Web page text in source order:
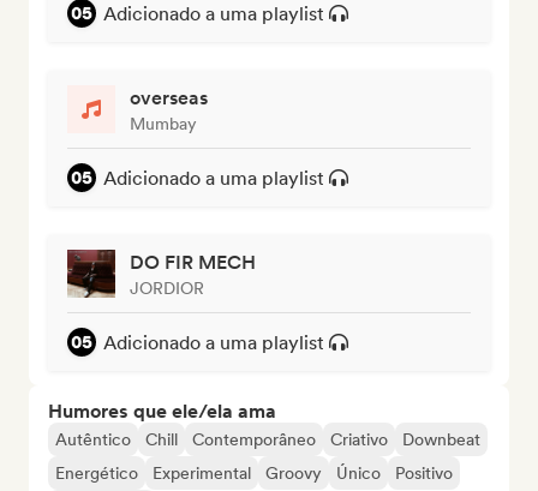
Adicionado a uma playlist
overseas
Mumbay
Adicionado a uma playlist
DO FIR MECH
JORDIOR
Adicionado a uma playlist
Humores que ele/ela ama
Autêntico Chill Contemporâneo Criativo
Downbeat
Energético
Experimental Groovy Único Positivo